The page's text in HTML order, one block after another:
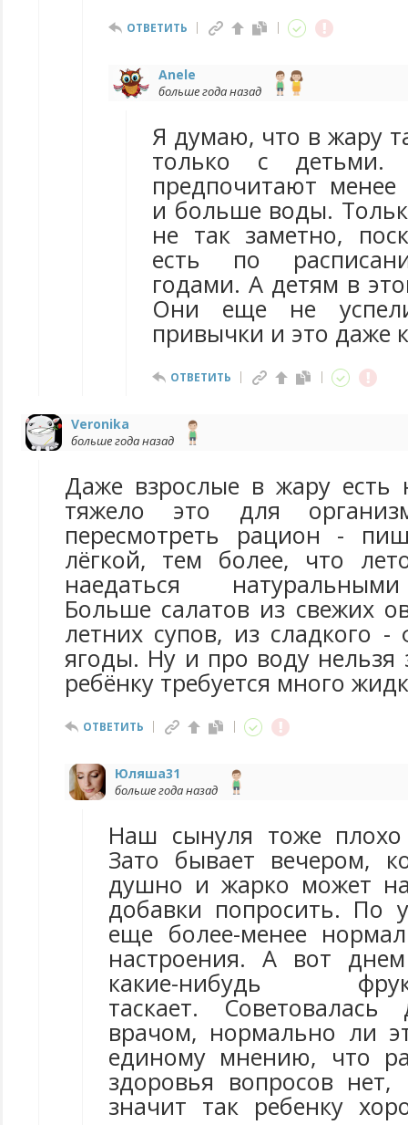
ОТВЕТИТЬ
Anele
больше года назад
Я думаю, что в жару
только с детьми.
предпочитают
и больше воды.
не так заметно,
есть по
годами. А детям в
Они еще не
привычки и это даже
ОТВЕТИТЬ
Veronika
больше года назад
Даже взрослые в жару есть
тяжело это для
пересмотреть рацион -
лёгкой, тем более, что
наедаться
Больше салатов из свежих
летних супов, из сладкого
ягоды. Ну и про воду нельзя
ребёнку требуется много
ОТВЕТИТЬ
Юляша31
больше года назад
Наш сынуля тоже
Зато бывает вечером,
душно и жарко может
добавки попросить. По
еще более-менее
настроения. А вот
какие-нибудь
таскает.
врачом, нормально ли
единому мнению, что
здоровья вопросов
значит так ребенку